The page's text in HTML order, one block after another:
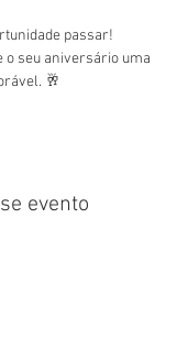
passar!
o seu aniversário uma
🥂
evento